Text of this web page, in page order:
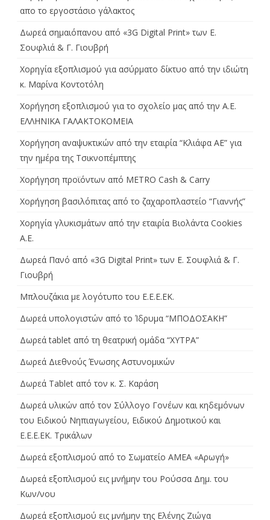
απο το εργοστάσιο γάλακτος
Δωρεά σημαιόπανου από «3G Digital Print» των Ε.
Σουφλιά & Γ. Γιουβρή
Χορηγία εξοπλισμού για ασύρματο δίκτυο από την ιδιώτη
κ. Μαρίνα Κοντοτόλη
Χορήγηση εξοπλισμού για το σχολείο μας από την Α.Ε.
ΕΛΛΗΝΙΚΑ ΓΑΛΑΚΤΟΚΟΜΕΙΑ
Χορήγηση αναψυκτικών από την εταιρία “Κλιάφα ΑΕ” για
την ημέρα της Τσικνοπέμπτης
Χορήγηση προϊόντων από METRO Cash & Carry
Χορήγηση βασιλόπιτας από το ζαχαροπλαστείο “Γιαννής”
Χορηγία γλυκισμάτων από την εταιρία Βιολάντα Cookies
A.E.
Δωρεά Πανό από «3G Digital Print» των Ε. Σουφλιά & Γ.
Γιουβρή
Μπλουζάκια με λογότυπο του Ε.Ε.Ε.ΕΚ.
Δωρεά υπολογιστών από το Ίδρυμα “ΜΠΟΔΟΣΑΚΗ”
Δωρεά tablet από τη θεατρική ομάδα “ΧΥΤΡΑ”
Δωρεά Διεθνούς Ένωσης Αστυνομικών
Δωρεά Tablet από τον κ. Σ. Καράση
Δωρεά υλικών από τον Σύλλογο Γονέων και κηδεμόνων
του Ειδικού Νηπιαγωγείου, Ειδικού Δημοτικού και
Ε.Ε.Ε.ΕΚ. Τρικάλων
Δωρεά εξοπλισμού από το Σωματείο ΑΜΕΑ «Αρωγή»
Δωρεά εξοπλισμού εις μνήμην του Ρούσσα Δημ. του
Κων/νου
Δωρεά εξοπλισμού εις μνήμην της Ελένης Ζιώγα